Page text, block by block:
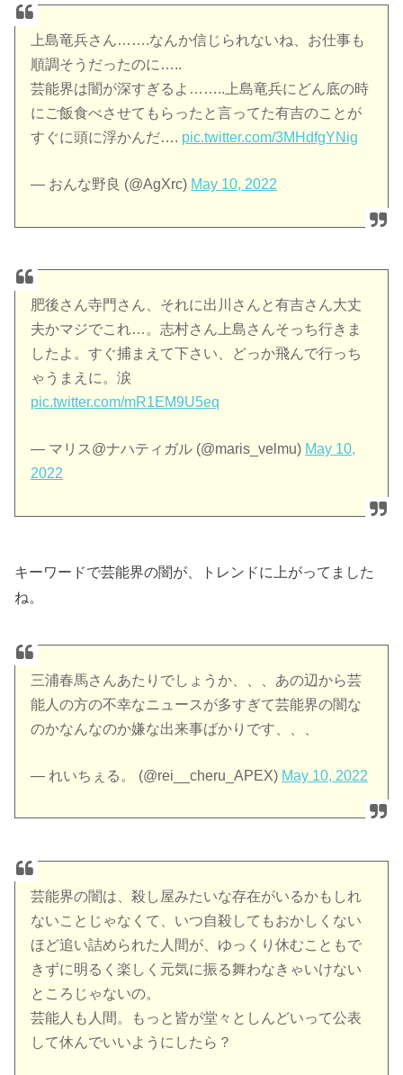
上島竜兵さん…….なんか信じられないね、お仕事も
順調そうだったのに…..
芸能界は闇が深すぎるよ……..上島竜兵にどん底の時
にご飯食べさせてもらったと言ってた有吉のことが
すぐに頭に浮かんだ…. pic.twitter.com/3MHdfgYNig
— おんな野良 (@AgXrc) May 10, 2022
肥後さん寺門さん、それに出川さんと有吉さん大丈
夫かマジでこれ…。志村さん上島さんそっち行きま
したよ。すぐ捕まえて下さい、どっか飛んで行っち
ゃうまえに。涙
pic.twitter.com/mR1EM9U5eq
— マリス@ナハティガル (@maris_velmu) May 10,
2022
キーワードで芸能界の闇が、トレンドに上がってました
ね。
三浦春馬さんあたりでしょうか、、、あの辺から芸
能人の方の不幸なニュースが多すぎて芸能界の闇な
のかなんなのか嫌な出来事ばかりです、、、
— れいちぇる。 (@rei__cheru_APEX) May 10, 2022
芸能界の闇は、殺し屋みたいな存在がいるかもしれ
ないことじゃなくて、いつ自殺してもおかしくない
ほど追い詰められた人間が、ゆっくり休むこともで
きずに明るく楽しく元気に振る舞わなきゃいけない
ところじゃないの。
芸能人も人間。もっと皆が堂々としんどいって公表
して休んでいいようにしたら？